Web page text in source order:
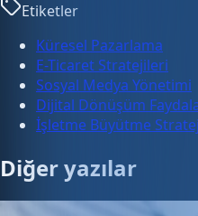
Etiketler
Küresel Pazarlama
E-Ticaret Stratejileri
Sosyal Medya Yönetimi
Dijital Dönüşüm
İşletme Büyütme
Diğer yazılar